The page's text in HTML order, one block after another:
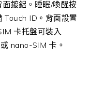
鍍鋁。睡眠/喚醒按
Touch ID。背面設置
卡托盤可裝入
nano-SIM 卡。